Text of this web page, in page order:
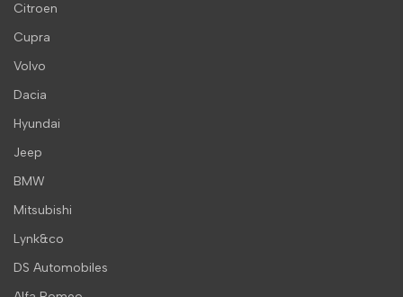
Citroen
Cupra
Volvo
Dacia
Hyundai
Jeep
BMW
Mitsubishi
Lynk&co
DS Automobiles